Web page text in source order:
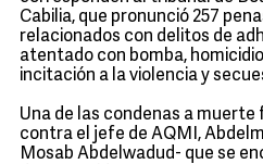
Cabilia, que pronunció 257
relacionados con delitos de
atentado con bomba,
incitación a la violencia y
Una de las condenas a
contra el jefe de AQMI,
Mosab Abdelwadud- que se